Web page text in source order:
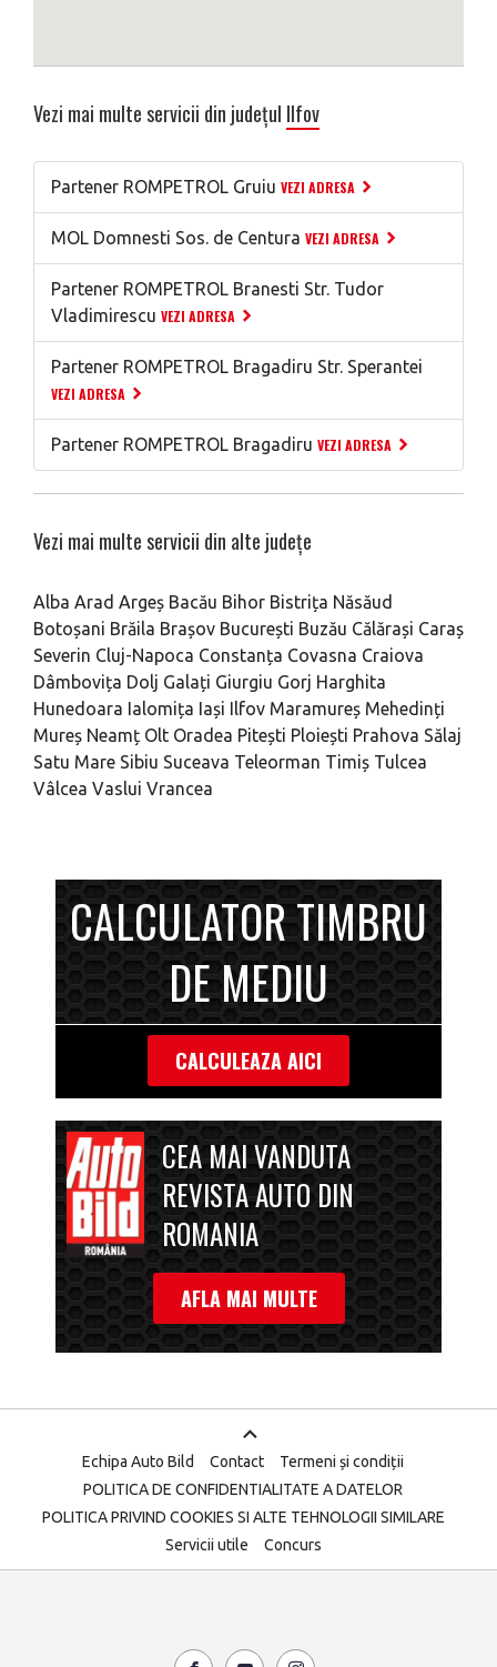
Vezi mai multe servicii din județul Ilfov
Partener ROMPETROL Gruiu VEZI ADRESA
MOL Domnesti Sos. de Centura VEZI ADRESA
Partener ROMPETROL Branesti Str. Tudor
Vladimirescu VEZI ADRESA
Partener ROMPETROL Bragadiru Str. Sperantei
VEZI ADRESA
Partener ROMPETROL Bragadiru VEZI ADRESA
Vezi mai multe servicii din alte județe
Alba Arad Argeș Bacău Bihor Bistrița Năsăud
Botoșani Brăila Brașov București Buzău Călărași Caraș
Severin Cluj-Napoca Constanța Covasna Craiova
Dâmbovița Dolj Galați Giurgiu Gorj Harghita
Hunedoara Ialomița Iași Ilfov Maramureș Mehedinți
Mureș Neamț Olt Oradea Pitești Ploiești Prahova Sălaj
Satu Mare Sibiu Suceava Teleorman Timiș Tulcea
Vâlcea Vaslui Vrancea
CALCULATOR TIMBRU
DE MEDIU
CALCULEAZA AICI
CEA MAI VANDUTA
REVISTA AUTO DIN
ROMANIA
AFLA MAI MULTE
Echipa Auto Bild Contact
Termeni și condiții
POLITICA DE CONFIDENTIALITATE A DATELOR
POLITICA PRIVIND COOKIES SI ALTE TEHNOLOGII SIMILARE
Servicii utile
Concurs